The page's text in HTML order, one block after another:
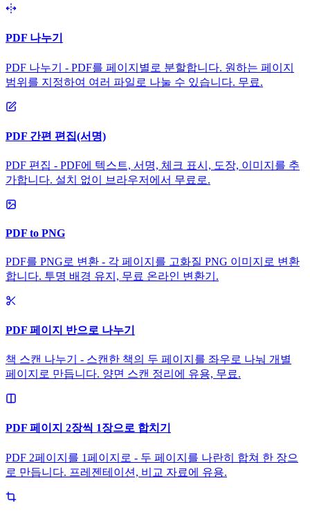
PDF 나누기
PDF 나누기 - PDF를 페이지별로 분할합니다. 원하는 페이지
범위를 지정하여 여러 파일로 나눌 수 있습니다. 무료.
PDF 간편 편집(서명)
PDF 편집 - PDF에 텍스트, 서명, 체크 표시, 도장, 이미지를 추
가합니다. 설치 없이 브라우저에서 무료로.
PDF to PNG
PDF를 PNG로 변환 - 각 페이지를 고화질 PNG 이미지로 변환
합니다. 투명 배경 유지, 무료 온라인 변환기.
PDF 페이지 반으로 나누기
책 스캔 나누기 - 스캔한 책의 두 페이지를 좌우로 나눠 개별
페이지로 만듭니다. 양면 스캔 정리에 유용, 무료.
PDF 페이지 2장씩 1장으로 합치기
PDF 2페이지를 1페이지로 - 두 페이지를 나란히 합쳐 한 장으
로 만듭니다. 프레젠테이션, 비교 자료에 유용.